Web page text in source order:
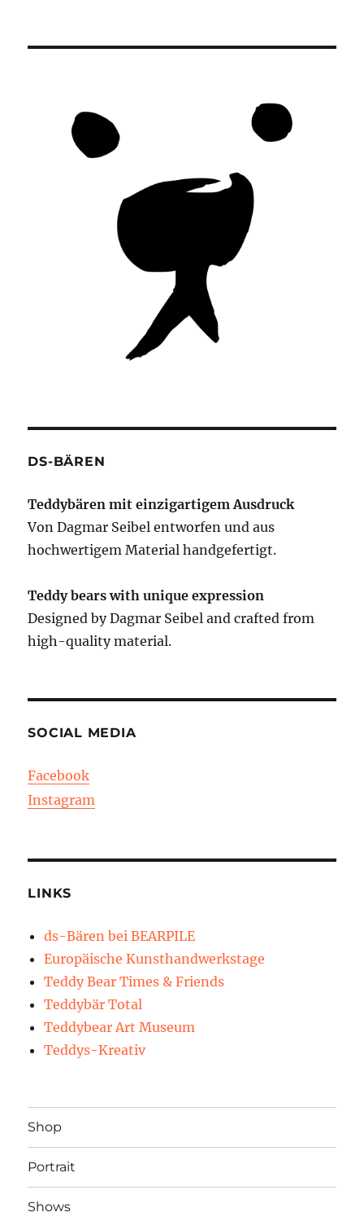
DS-BÄREN
Teddybären mit einzigartigem Ausdruck
Von Dagmar Seibel entworfen und aus
hochwertigem Material handgefertigt.
Teddy bears with unique expression
Designed by Dagmar Seibel and crafted from
high-quality material.
SOCIAL MEDIA
Facebook
Instagram
LINKS
ds-Bären bei BEARPILE
Europäische Kunsthandwerkstage
Teddy Bear Times & Friends
Teddybär Total
Teddybear Art Museum
Teddys-Kreativ
Shop
Portrait
Shows